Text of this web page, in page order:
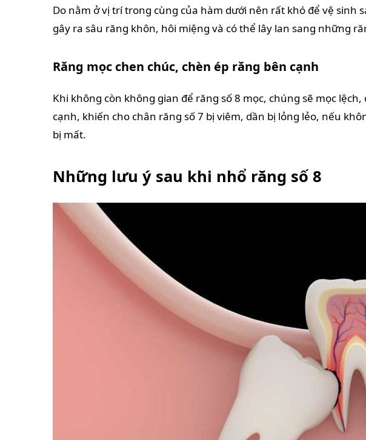
Do nằm ở vị trí trong cùng của hàm dưới nên rất khó để vệ sinh
gây ra sâu răng khôn, hôi miệng và có thể lây lan sang những
Răng mọc chen chúc, chèn ép răng bên cạnh
Khi không còn không gian để răng số 8 mọc, chúng sẽ mọc
cạnh, khiến cho chân răng số 7 bị viêm, dần bị lỏng lẻo, nếu
bị mất.
Những lưu ý sau khi nhổ răng số 8